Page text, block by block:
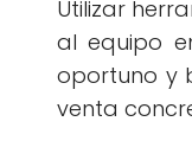
Utilizar
al equipo
oportuno y
venta